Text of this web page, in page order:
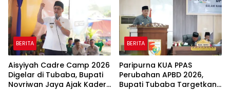
BERITA
Aisyiyah Cadre Camp 2026
Digelar di Tubaba, Bupati
Novriwan Jaya Ajak Kader
BERITA
Paripurna KUA PPAS
Perubahan APBD 2026,
Bupati Tubaba Targetkan